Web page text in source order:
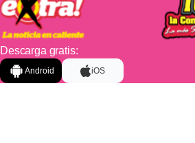
Descarga gratis:
Android iOS